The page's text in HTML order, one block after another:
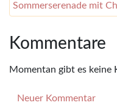
Sommerserenade mit
Kommentare
Momentan gibt es keine
Neuer Kommentar